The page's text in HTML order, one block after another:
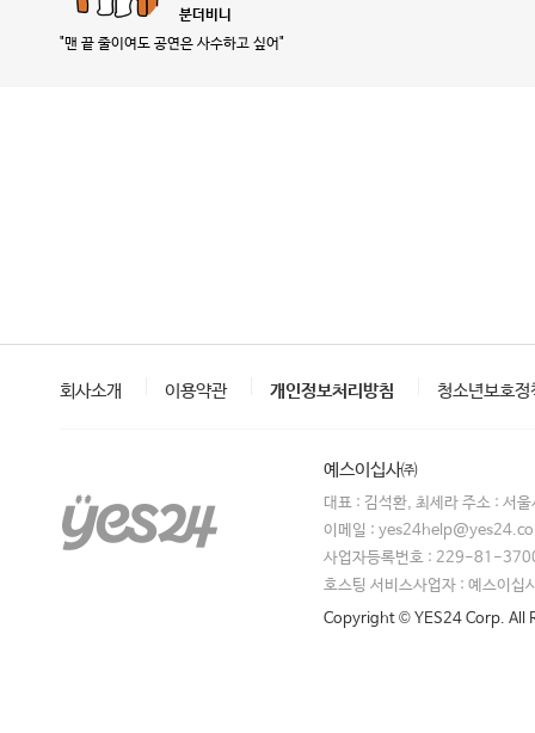
분더비니
"맨 끝 줄이여도 공연은 사수하고 싶어"
회사소개 이용약관 개인정보처리방침 청소년보호정
예스이십사㈜
대표 : 김석환, 최세라 주소 : 서
이메일 :
사업자등록번호 : 229-81-
호스팅 서비스사업자 : 예스이십
Copyright © YES24 Corp. All